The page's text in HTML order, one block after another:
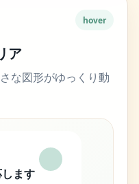
hover
ア
な図形がゆっくり動
ます